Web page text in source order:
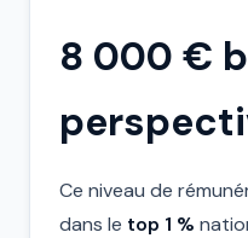
8 000 €
Ce niveau de
dans le top 1 %